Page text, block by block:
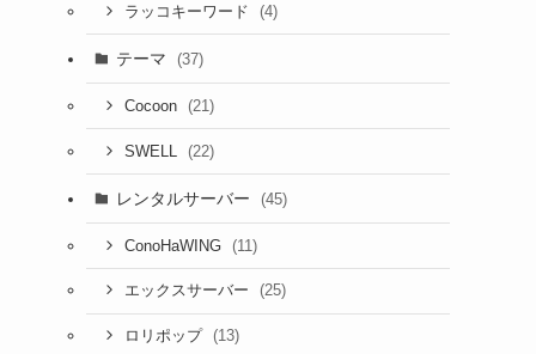
ラッコキーワード (4)
テーマ (37)
Cocoon (21)
SWELL (22)
レンタルサーバー (45)
ConoHaWING (11)
エックスサーバー (25)
ロリポップ (13)